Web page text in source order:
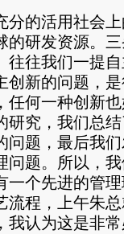
的活用社会上
的研发资源。
往往我们一提
创新的问题，
任何一种创新
研究，我们总
问题，最后我
问题。所以，
一个先进的管
流程，上午朱
我认为这是非